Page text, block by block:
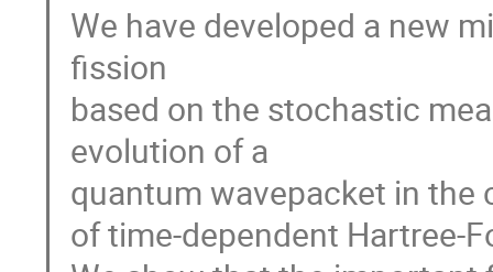
We have developed a new
fission
based on the stochastic
evolution of a
quantum wavepacket in the
of time-dependent Hartree-